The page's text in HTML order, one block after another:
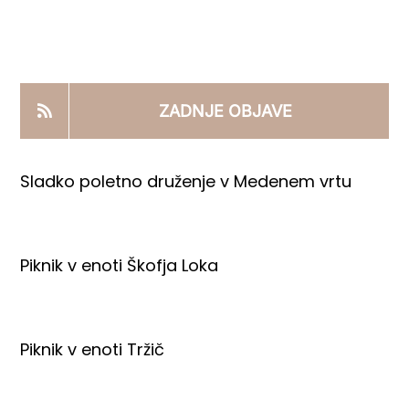
PRODAJNI IZDELKI
AKTUALNO
ZADNJE OBJAVE
Sladko poletno druženje v Medenem vrtu
Piknik v enoti Škofja Loka
Piknik v enoti Tržič